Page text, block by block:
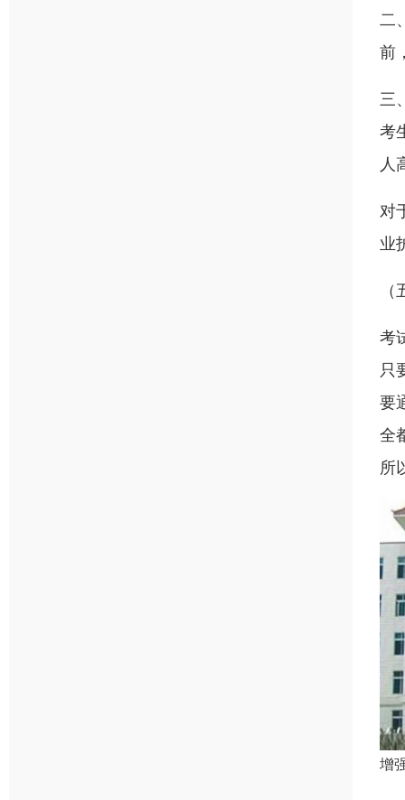
二
前
三
考
人
对
业
考
只
要
全
所
增